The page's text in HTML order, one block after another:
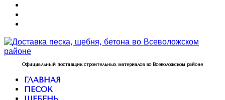
Официальный поставщик строительных материалов во Всеволожском районе
ГЛАВНАЯ
ПЕСОК